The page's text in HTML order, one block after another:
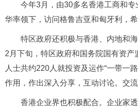
今年3月，由30多名香港工商和
华率领下，访问格鲁吉亚和匈牙利，
特区政府还积极与香港、内地和
2月下旬，特区政府和国务院国有资
人士共约220人就投资及运作“一带一
作用，作出深入分享，互动讨论。交
香港企业界也积极配合。企业家